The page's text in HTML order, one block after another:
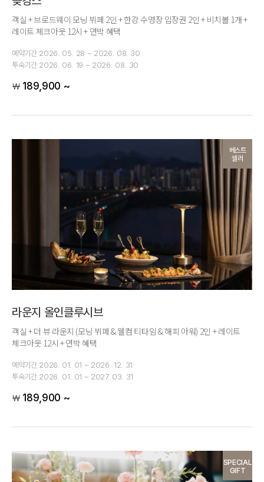
객실 + 브로드웨이 모닝 뷔페 2인 + 한강 수영장 입장권 2인 + 비치볼 1개 +
레이트 체크아웃 12시 + 연박 혜택
예약기간 2026. 05. 28 ~ 2026. 08. 30
투숙기간 2026. 06. 19 ~ 2026. 08. 30
￦ 189,900 ~
베스트
셀러
라운지 올인클루시브
객실 + 더 뷰 라운지 (모닝 뷔페 & 웰컴 티타임 & 해피 아워) 2인 + 레이트
체크아웃 12시 + 연박 혜택
예약기간 2026. 01. 01 ~ 2026. 12. 31
투숙기간 2026. 01. 01 ~ 2027. 03. 31
￦ 189,900 ~
SPECIAL
GIFT